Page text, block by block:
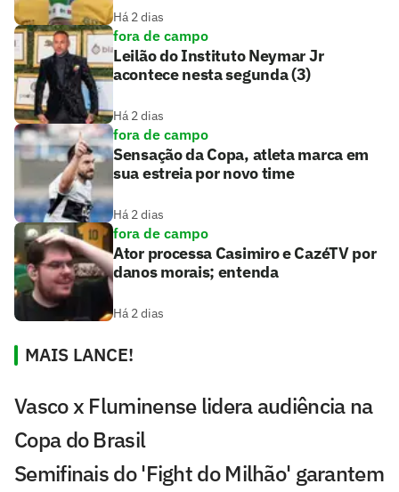
Há 2 dias
fora de campo
Leilão do Instituto Neymar Jr
acontece nesta segunda (3)
Há 2 dias
fora de campo
Sensação da Copa, atleta marca em
sua estreia por novo time
Há 2 dias
fora de campo
Ator processa Casimiro e CazéTV por
danos morais; entenda
Há 2 dias
MAIS LANCE!
Vasco x Fluminense lidera audiência na
Copa do Brasil
Semifinais do 'Fight do Milhão' garantem